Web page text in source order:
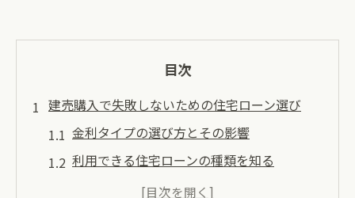
目次
建売購入で失敗しないための住宅ローン選び
金利タイプの選び方とその影響
利用できる住宅ローンの種類を知る
返済期間の設定と長短のメリット